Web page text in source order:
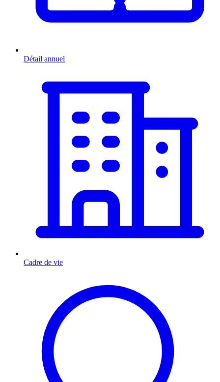
Détail annuel
Cadre de vie